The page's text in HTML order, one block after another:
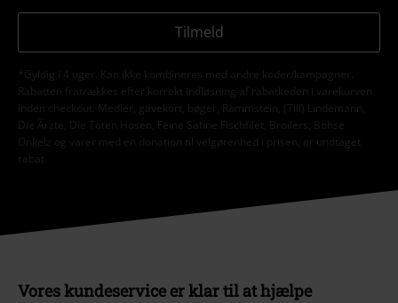
Tilmeld
*Gyldig i 4 uger. Kan ikke kombineres med andre koder/kampagner.
Rabatten fratrækkes efter korrekt indløsning af rabatkoden i varekurven
inden checkout. Medier, gavekort, bøger, Rammstein, (Till) Lindemann,
Die Ärzte, Die Toten Hosen, Feine Sahne Fischfilet, Broilers, Böhse
Onkelz og varer med en donation til velgørenhed i prisen, er undtaget
rabat.
Vores kundeservice er klar til at hjælpe